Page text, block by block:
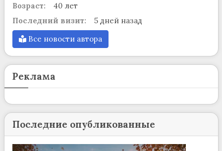
Возраст:
40 лет
Последний визит:
5 дней назад
Все новости автора
Реклама
Последние опубликованные